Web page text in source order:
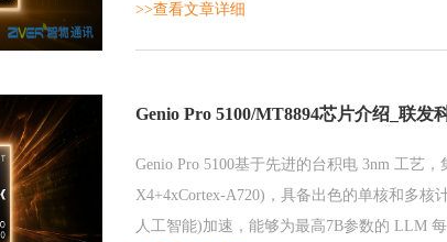
>>查看文章详细
Genio Pro 5100/MT8894芯片介绍_联
Genio Pro 5100基于先进的台积电 3nm 工艺
X4+4xCortex-A720)，具备出色的单核和多核
人工智能)加速，能够为最高7B参数的 LLM